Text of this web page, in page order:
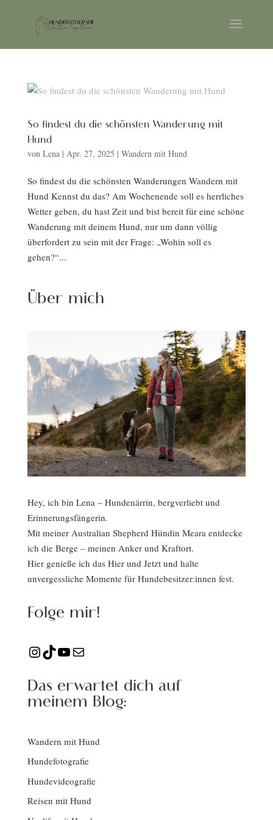
So findest du die schönsten Wanderung mit
Hund
von Lena| Apr. 27, 2025 | Wandern mit Hund
So findest du die schönsten Wanderungen Wandern mit
Hund Kennst du das? Am Wochenende soll es herrliches
Wetter geben, du hast Zeit und bist bereit für eine schöne
Wanderung mit deinem Hund, nur um dann völlig
überfordert zu sein mit der Frage: „Wohin soll es
gehen?“...
Über mich
Hey, ich bin Lena – Hundenärrin, bergverliebt und
Erinnerungsfängerin.
Mit meiner Australian Shepherd Hündin Meara entdecke
ich die Berge – meinen Anker und Kraftort.
Hier genieße ich das Hier und Jetzt und halte
unvergessliche Momente für Hundebesitzer:innen fest.
Folge mir!
Instagram
TikTok
YouTube
E-Mail
Das erwartet dich auf
meinem Blog:
Wandern mit Hund
Hundefotografie
Hundevideografie
Reisen mit Hund